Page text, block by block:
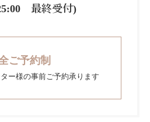
最終受付)
ご予約制
ー様の事前ご予約承ります